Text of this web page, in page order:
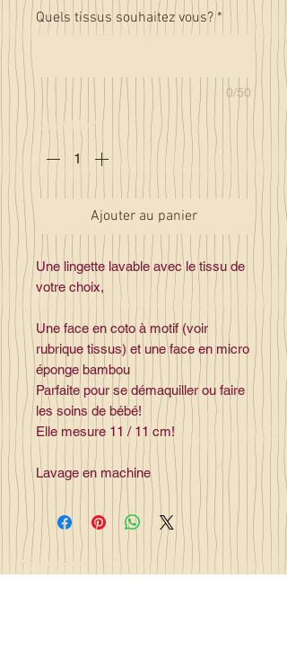
Quels tissus souhaitez vous? *
0/50
Quantité *
Ajouter au panier
Une lingette lavable avec le tissu de
votre choix,
Une face en coto à motif (voir
rubrique tissus) et une face en micro
éponge bambou
Parfaite pour se démaquiller ou faire
les soins de bébé!
Elle mesure 11 / 11 cm!
Lavage en machine
Contact